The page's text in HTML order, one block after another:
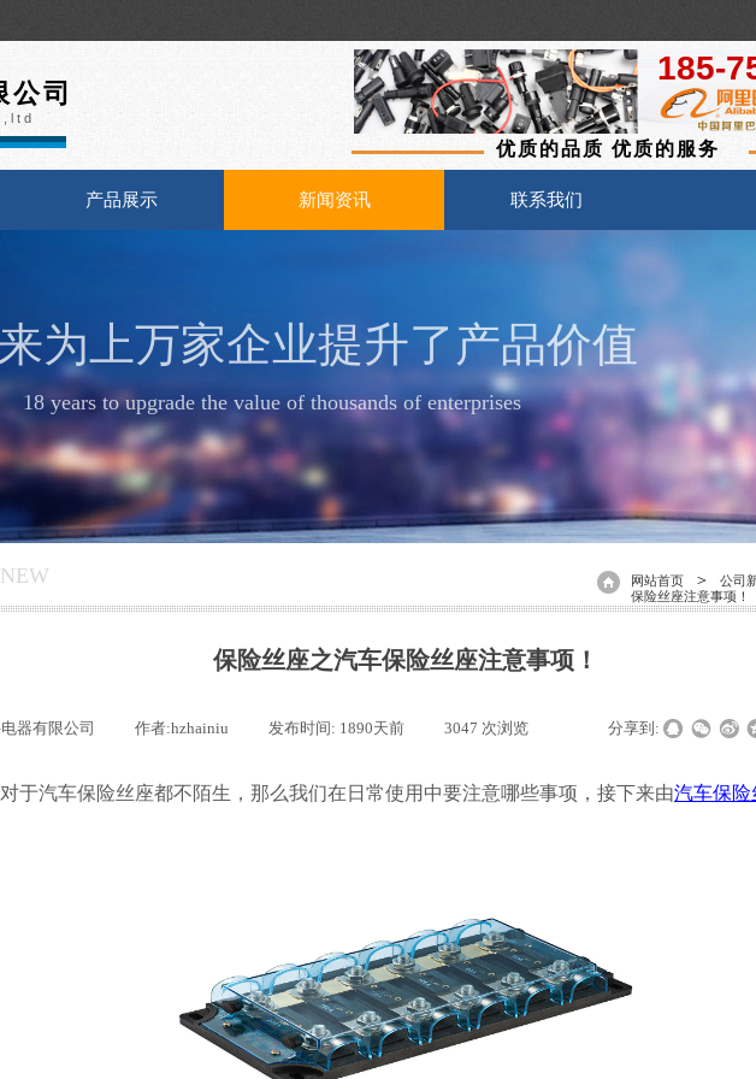
185-
公司
优质的品质 优质的服务
产品展示 新闻资讯 联系我们
为上万家企业提升了产品价值
18 years to upgrade the value of thousands of enterprises
网站首页 ＞ 公司
保险丝座注意事项！
保险丝座之汽车保险丝座注意事项！
器有限公司 作者:hzhainiu 发布时间: 1890天前 3047 次浏览 分享到:
于汽车保险丝座都不陌生，那么我们在日常使用中要注意哪些事项，接下来由汽车保险